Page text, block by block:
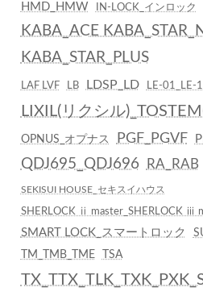
HMD_HMW IN-LOCK_インロック
KABA_ACE
KABA_STAR_PLUS
LAF LVF LB LDSP_LD LE-01_LE-
LIXIL(リクシル
OPNUS_オプナス PGF_PGVF
QDJ695_QDJ696 RA_RAB
SEKISUI HOUSE_セキスイハウス
SHERLOCK ⅱ master_SHERLOCK ⅲ
SMART LOCK_スマートロック
TM_TMB_TME
TSA